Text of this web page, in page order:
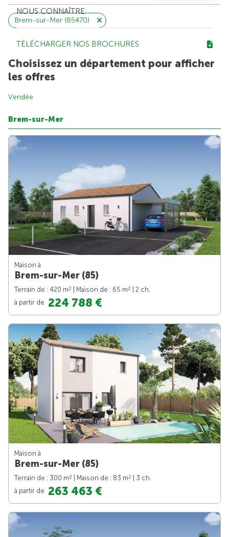
NOUS CONNAÎTRE
TÉLÉCHARGER NOS BROCHURES
Brem-sur-Mer (85470)
Choisissez un département pour afficher
les offres
Vendée
Brem-sur-Mer
Maison à
Brem-sur-Mer (85)
Terrain de : 420 m2 | Maison de : 65 m2
| 2 ch.
à partir de 224 788 €
Maison à
Brem-sur-Mer (85)
Terrain de : 300 m2 | Maison de : 83 m2
| 3 ch.
à partir de 263 463 €